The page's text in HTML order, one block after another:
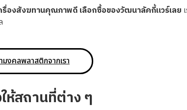
องสังฆทานคุณภาพดี เลือกซื้อของวัฒนาลัคกี้แวร์เลย
งคลพลาสติกจากเรา
ห้สถานที่ต่าง ๆ